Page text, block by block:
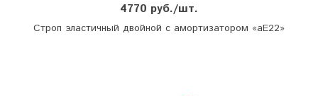
4770 руб./шт.
Строп эластичный двойной с амортизатором «аЕ22»